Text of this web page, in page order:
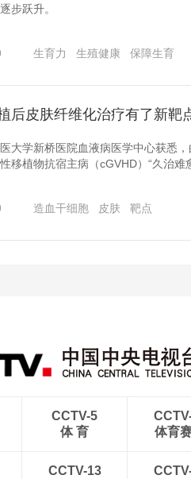
步跃升。
生育力 生殖健康 保障生育
后皮肤纤维化治疗有了新靶
大学新桥医院血液病医学中心获悉
移植物抗宿主病（cGVHD）“久治难
造血干细胞 皮肤 靶点
CCTV-5
体 育
体育
CCTV-13